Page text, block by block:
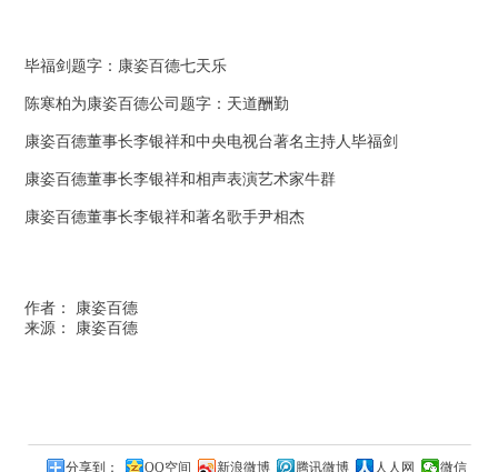
毕福剑题字：康姿百德七天乐
陈寒柏为康姿百德公司题字：天道酬勤
康姿百德董事长李银祥和中央电视台著名主持人毕福剑
康姿百德董事长李银祥和相声表演艺术家牛群
康姿百德董事长李银祥和著名歌手尹相杰
作者： 康姿百德
来源： 康姿百德
分享到： QQ空间 新浪微博 腾讯微博 人人网 微信